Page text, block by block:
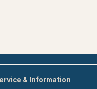
& Information